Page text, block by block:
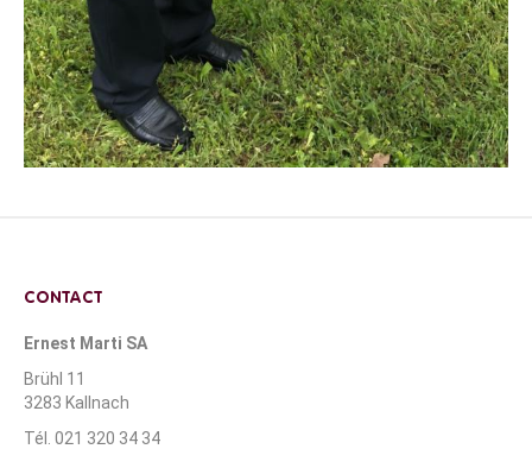
CONTACT
Ernest Marti SA
Brühl 11
3283 Kallnach
Tél. 021 320 34 34